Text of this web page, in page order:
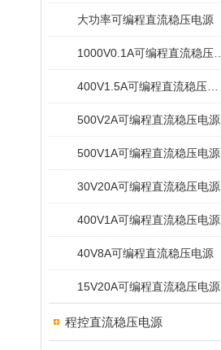
大功率可编程直流稳压电源
500V2A可编程直流稳压电源
500V1A可编程直流稳压电源
30V20A可编程直流稳压电源
400V1A可编程直流稳压电源
40V8A可编程直流稳压电源
15V20A可编程直流稳压电源
程控直流稳压电源